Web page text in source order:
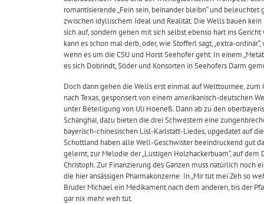
romantisierende „Fein sein, beinander bleibn“ und beleuchtet
zwischen idyllischem Ideal und Realität. Die Wells bauen
sich auf, sondern gehen mit sich selbst ebenso hart ins
kann es schon mal derb, oder, wie Stofferl sagt, „extra-
wenn es um die CSU und Horst Seehofer geht. In einem
es sich Dobrindt, Söder und Konsorten in Seehofers Darm
Doch dann gehen die Wells erst einmal auf Welttournee, zum
nach Texas, gesponsert von einem amerikanisch-deutschen
unter Beteiligung von Uli Hoeneß. Dann ab zu den
Schanghai, dazu bieten die drei Schwestern eine
bayerisch-chinesischen Lisl-Karlstatt-Liedes, upgedatet auf
Schottland haben alle Well-Geschwister beeindruckend gut
gelernt, zur Melodie der „Lustigen Holzhackerbuam“, auf dem
Christoph. Zur Finanzierung des Ganzen muss natürlich noch
die hier ansässigen Pharmakonzerne: In „Mir tut mei Zeh so
Bruder Michael ein Medikament nach dem anderen, bis der
gar nix mehr weh tut.